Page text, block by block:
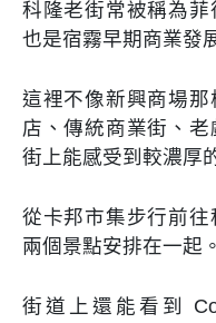
科隆老街常被稱為菲
也是宿霧早期商業發
這裡不像新興商場
店、傳統商業街、
街上能感受到較濃厚
從卡邦市集步行前
兩個景點安排在一起。
街道上還能看到